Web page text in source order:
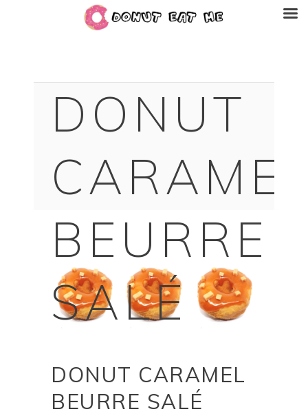
DONUT
BEURRE
SALÉ
DONUT CARAMEL
BEURRE SALÉ